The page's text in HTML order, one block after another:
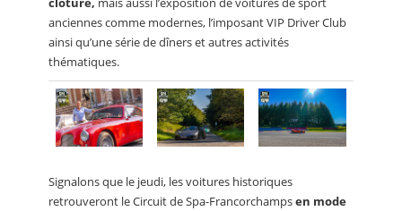
anciennes comme modernes, l’imposant VIP Driver Club
ainsi qu’une série de dîners et autres activités
thématiques.
Signalons que le jeudi, les voitures historiques
retrouveront le Circuit de Spa-Francorchampsen mode